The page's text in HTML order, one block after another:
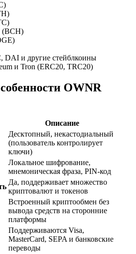
(BCH)
DAI и другие стейблкоины
и Tron (ERC20, TRC20)
OWNR
Описание
Десктопный, некастодиальный
(пользователь контролирует
ключи)
Локальное шифрование,
мнемоническая фраза, PIN-код
Да, поддерживает множество
криптовалют и токенов
Встроенный криптообмен без
вывода средств на сторонние
платформы
Поддерживаются Visa,
MasterCard, SEPA и банковские
переводы